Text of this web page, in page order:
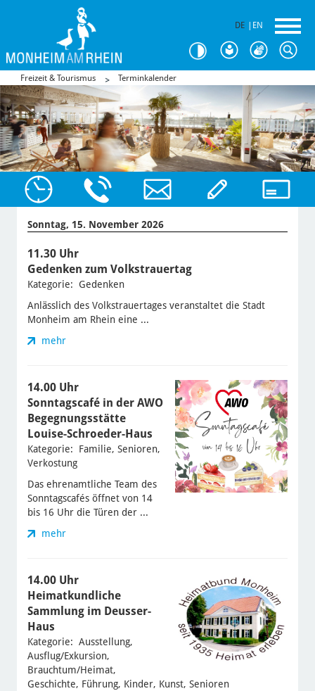
DE EN
Freizeit & Tourismus Terminkalender
Sonntag, 15. November 2026
11.30 Uhr
Gedenken zum Volkstrauertag
Kategorie: Gedenken
Anlässlich des Volkstrauertages veranstaltet die Stadt
Monheim am Rhein eine ...
mehr
14.00 Uhr
Sonntagscafé in der AWO
Begegnungsstätte
Louise-Schroeder-Haus
Kategorie: Familie, Senioren,
Verkostung
Das ehrenamtliche Team des
Sonntagscafés öffnet von 14
bis 16 Uhr die Türen der ...
mehr
14.00 Uhr
Heimatkundliche
Sammlung im Deusser-
Haus
Kategorie: Ausstellung,
Ausflug/Exkursion,
Brauchtum/Heimat,
Geschichte, Führung, Kinder, Kunst, Senioren